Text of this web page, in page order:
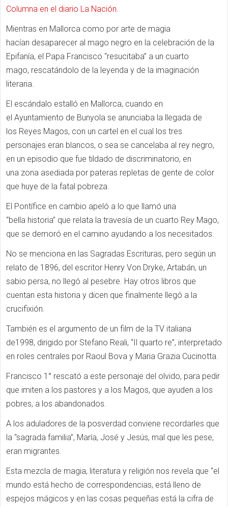
Columna en el diario La Nación.
Mientras en Mallorca como por arte de magia
hacían desaparecer al mago negro en la celebración de la
Epifanía, el Papa Francisco “resucitaba” a un cuarto
mago, rescatándolo de la leyenda y de la imaginación
literaria.
El escándalo estalló en Mallorca, cuando en
el Ayuntamiento de Bunyola se anunciaba la llegada de
los Reyes Magos, con un cartel en el cual los tres
personajes eran blancos, o sea se cancelaba al rey negro,
en un episodio que fue tildado de discriminatorio, en
una zona asediada por pateras repletas de gente de color
que huye de la fatal pobreza.
El Pontífice en cambio apeló a lo que llamó una
“bella historia” que relata la travesía de un cuarto Rey Mago,
que se demoró en el camino ayudando a los necesitados.
No se menciona en las Sagradas Escrituras, pero según un
relato de 1896, del escritor Henry Von Dryke, Artabán, un
sabio persa, no llegó al pesebre. Hay otros libros que
cuentan esta historia y dicen que finalmente llegó a la
crucifixión.
También es el argumento de un film de la TV italiana
de1998, dirigido por Stefano Reali, “Il quarto re”, interpretado
en roles centrales por Raoul Bova y Maria Grazia Cucinotta.
Francisco 1° rescató a este personaje del olvido, para pedir
que imiten a los pastores y a los Magos, que ayuden a los
pobres, a los abandonados.
A los aduladores de la posverdad conviene recordarles que
la “sagrada familia”, María, José y Jesús, mal que les pese,
eran migrantes.
Esta mezcla de magia, literatura y religión nos revela que “el
mundo está hecho de correspondencias, está lleno de
espejos mágicos y en las cosas pequeñas está la cifra de